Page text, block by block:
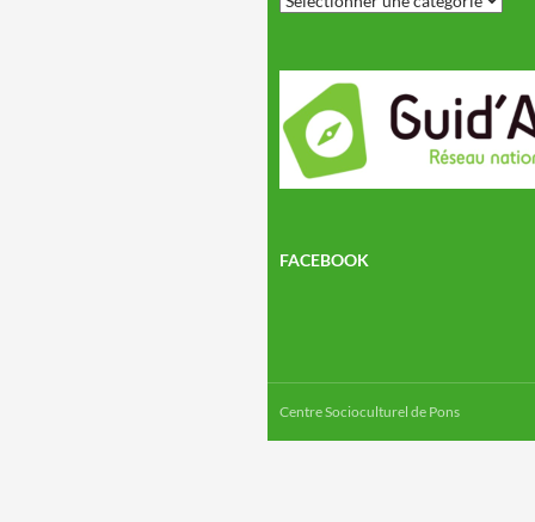
un
FACEBOOK
Centre Socioculturel de Pons